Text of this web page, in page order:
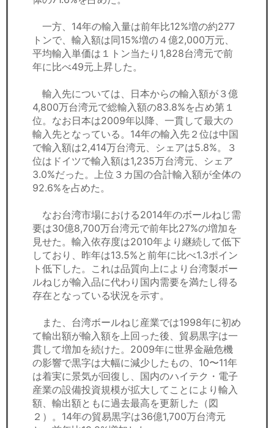
一方、14年の輸入量は前年比12%増の約277
トンで、輸入額は同15%増の４億2,000万元、
平均輸入単価は１トン当たり1,828台湾元で前
年に比べ49元上昇した。
輸入先については、日本からの輸入額が３億
4,800万台湾元で総輸入額の83.8%を占め第１
位。なお日本は2009年以降、一貫して最大の
輸入先となっている。14年の輸入先２位は中国
で輸入額は2,414万台湾元、シェアは5.8%。３
位はドイツで輸入額は1,235万台湾元、シェア
3.0%だった。上位３カ国の合計輸入額が全体の
92.6%を占めた。
なお台湾市場における2014年のボールねじ需
要は30億8,700万台湾元で前年比27%の増加を
見せた。輸入依存度は2010年より継続して低下
しており、昨年は13.5%と前年に比べ1.3ポイン
ト低下した。これは品質向上により台湾製ボー
ルねじが輸入品に代わり国内需要を満たし得る
存在となっている状況を示す。
また、台湾ボールねじ産業では1998年に初め
て輸出額が輸入額を上回った後、貿易黒字は一
貫して増加を続けた。2009年に世界金融危機
の影響で黒字は大幅に減少したもの、10〜11年
は着実に景気が回復し、国内のハイテク・電子
産業の設備投資規模が拡大してことにより輸入
額、輸出額ともに過去最高を更新した（図
２）。14年の貿易黒字は36億1,700万台湾元